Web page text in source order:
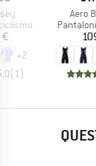
+2
( 1)
Aero
Gruppo